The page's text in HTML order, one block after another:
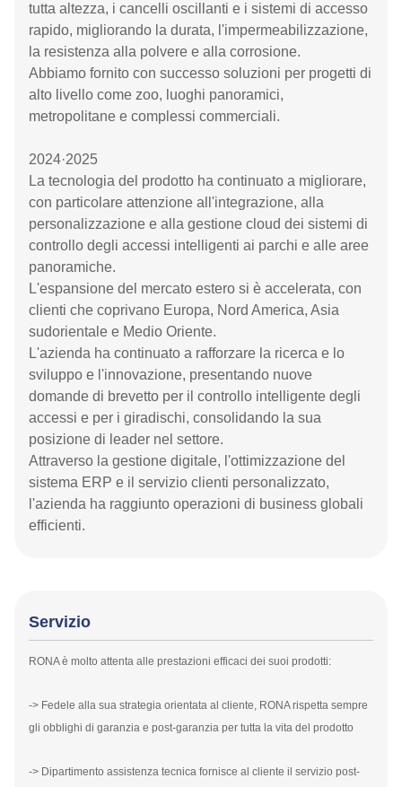
tutta altezza, i cancelli oscillanti e i sistemi di accesso
rapido, migliorando la durata, l'impermeabilizzazione,
la resistenza alla polvere e alla corrosione.
Abbiamo fornito con successo soluzioni per progetti di
alto livello come zoo, luoghi panoramici,
metropolitane e complessi commerciali.
2024·2025
La tecnologia del prodotto ha continuato a migliorare,
con particolare attenzione all'integrazione, alla
personalizzazione e alla gestione cloud dei sistemi di
controllo degli accessi intelligenti ai parchi e alle aree
panoramiche.
L'espansione del mercato estero si è accelerata, con
clienti che coprivano Europa, Nord America, Asia
sudorientale e Medio Oriente.
L'azienda ha continuato a rafforzare la ricerca e lo
sviluppo e l'innovazione, presentando nuove
domande di brevetto per il controllo intelligente degli
accessi e per i giradischi, consolidando la sua
posizione di leader nel settore.
Attraverso la gestione digitale, l'ottimizzazione del
sistema ERP e il servizio clienti personalizzato,
l'azienda ha raggiunto operazioni di business globali
efficienti.
Servizio
RONA è molto attenta alle prestazioni efficaci dei suoi prodotti:
-> Fedele alla sua strategia orientata al cliente, RONA rispetta sempre
gli obblighi di garanzia e post-garanzia per tutta la vita del prodotto
-> Dipartimento assistenza tecnica fornisce al cliente il servizio post-